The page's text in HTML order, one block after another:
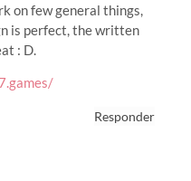
on few general things,
is perfect, the written
: D.
Responder